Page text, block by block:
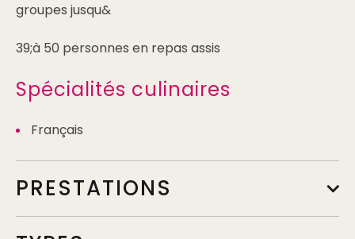
groupes jusqu&
39;à 50 personnes en repas assis
Spécialités culinaires
Français
PRESTATIONS